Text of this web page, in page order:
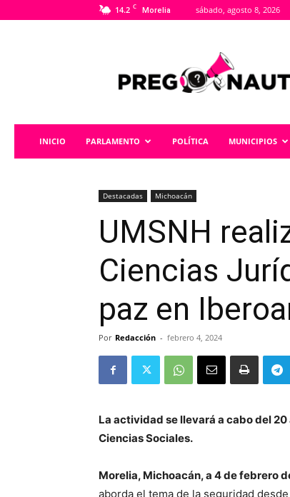
14.2 C Morelia sábado, agosto 8, 2026
INICIO PARLAMENTO POLÍTICA MUNICIPIOS
Destacadas Michoacán
UMSNH
Ciencias
paz en
Por Redacción - febrero 4, 2024
La actividad se llevará a cabo del
Ciencias Sociales.
Morelia, Michoacán, a 4 de febrero
aborda el tema de la seguridad